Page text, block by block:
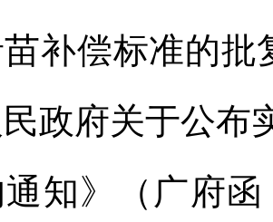
补偿标准的批
政府关于公布
知》（广府